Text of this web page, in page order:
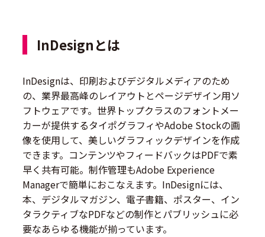
InDesignとは
InDesignは、印刷およびデジタルメディアのため
の、業界最高峰のレイアウトとページデザイン用ソ
フトウェアです。世界トップクラスのフォントメー
カーが提供するタイポグラフィやAdobe Stockの画
像を使用して、美しいグラフィックデザインを作成
できます。コンテンツやフィードバックはPDFで素
早く共有可能。制作管理もAdobe Experience
Managerで簡単におこなえます。InDesignには、
本、デジタルマガジン、電子書籍、ポスター、イン
タラクティブなPDFなどの制作とパブリッシュに必
要なあらゆる機能が揃っています。